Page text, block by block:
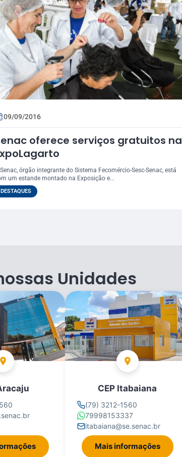
09/09/2016
oferece serviços gratuitos na
órgão integrante do Sistema Fecomércio-Sesc-Senac, está
um estande montado na Exposição e...
DESTAQUES
Unidades
CEP Itabaiana
(79) 3212-1560
79998153337
itabaiana@se.senac.br
Mais informações